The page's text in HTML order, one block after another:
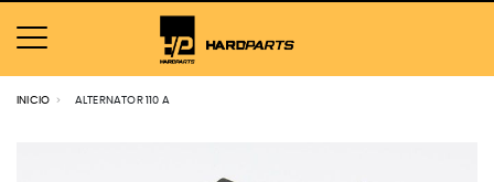
INICIO ALTERNATOR 110 A